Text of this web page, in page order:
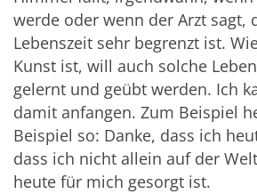
werde oder wenn der Arzt sagt,
Lebenszeit sehr begrenzt ist.
Kunst ist, will auch solche
gelernt und geübt werden. Ich
damit anfangen. Zum Beispiel
Beispiel so: Danke, dass ich
dass ich nicht allein auf der
heute für mich gesorgt ist.